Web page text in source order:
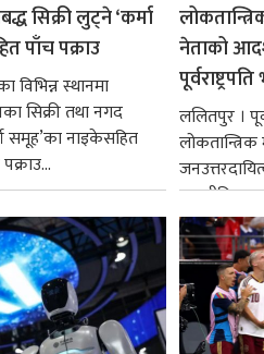
सिक्री लुट्ने ‘कर्मा
पाँच पक्राउ
विभिन्न स्थानमा
सिक्री तथा नगद
समूह’का नाइकेसहित
नेताको
ललितपुर ।
राजनीतिक
गर्न